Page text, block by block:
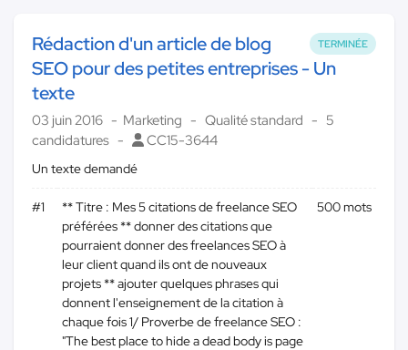
TERMINÉE
Rédaction d'un article de blog
SEO pour des petites entreprises - Un
texte
03 juin 2016 Marketing Qualité standard
5
candidatures
CC15-3644
Un texte demandé
#1
** Titre : Mes 5 citations de freelance SEO
préférées ** donner des citations que
pourraient donner des freelances SEO à
leur client quand ils ont de nouveaux
projets ** ajouter quelques phrases qui
donnent l'enseignement de la citation à
chaque fois 1/ Proverbe de freelance SEO :
"The best place to hide a dead body is page
500 mots